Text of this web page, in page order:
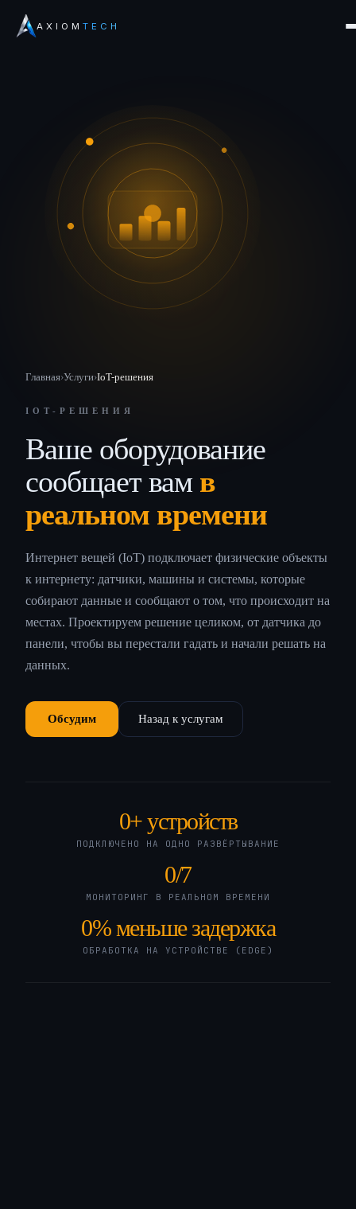
AXIOM TECH
Главная›Услуги›IoT-решения
IOT-РЕШЕНИЯ
Ваше оборудование
сообщает вам в
реальном времени
Интернет вещей (IoT) подключает физические объекты
к интернету: датчики, машины и системы, которые
собирают данные и сообщают о том, что происходит на
местах. Проектируем решение целиком, от датчика до
панели, чтобы вы перестали гадать и начали решать на
данных.
Обсудим Назад к услугам
0+ устройств
ПОДКЛЮЧЕНО НА ОДНО РАЗВЁРТЫВАНИЕ
0/7
МОНИТОРИНГ В РЕАЛЬНОМ ВРЕМЕНИ
0% меньше задержка
ОБРАБОТКА НА УСТРОЙСТВЕ (EDGE)